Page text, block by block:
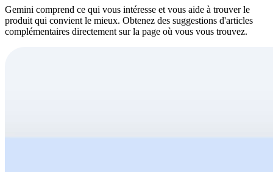
Gemini comprend ce qui vous intéresse et vous aide à trouver le
produit qui convient le mieux. Obtenez des suggestions d'articles
complémentaires directement sur la page où vous vous trouvez.